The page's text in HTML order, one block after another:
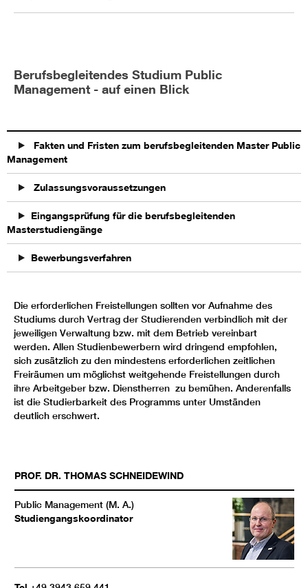
Berufsbegleitendes Studium Public
Management - auf einen Blick
Fakten und Fristen zum berufsbegleitenden Master Public
Management
Zulassungsvoraussetzungen
Eingangsprüfung für die berufsbegleitenden
Masterstudiengänge
Bewerbungsverfahren
Die erforderlichen Freistellungen sollten vor Aufnahme des
Studiums durch Vertrag der Studierenden verbindlich mit der
jeweiligen Verwaltung bzw. mit dem Betrieb vereinbart
werden. Allen Studienbewerbern wird dringend empfohlen,
sich zusätzlich zu den mindestens erforderlichen zeitlichen
Freiräumen um möglichst weitgehende Freistellungen durch
ihre Arbeitgeber bzw. Dienstherren zu bemühen. Anderenfalls
ist die Studierbarkeit des Programms unter Umständen
deutlich erschwert.
PROF. DR. THOMAS SCHNEIDEWIND
Public Management (M. A.)
Studiengangskoordinator